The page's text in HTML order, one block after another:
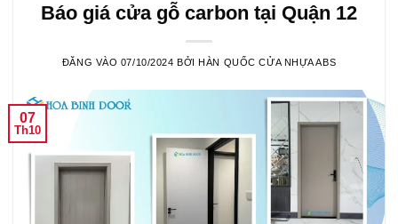
Báo giá cửa gỗ carbon tại Quận 12
ĐĂNG VÀO 07/10/2024 BỞIHÀN QUỐC CỬA NHỰA ABS
07
Th10